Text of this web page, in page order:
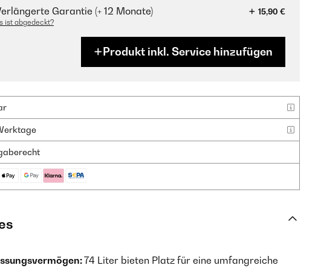
Garantie (+ 12 Monate)
15,90 €
ist abgedeckt?
Produkt inkl. Service hinzufügen
74 Liter bieten Platz für eine umfangreiche